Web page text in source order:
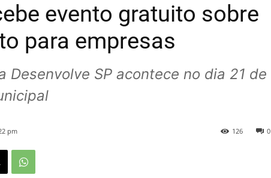
evento gratuito sobre
para empresas
Desenvolve SP acontece no dia 21 de
pm 0
126